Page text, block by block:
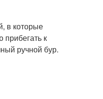
в которые
прибегать к
ручной бур.